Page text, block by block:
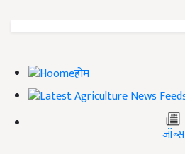
होम
जॉब्स